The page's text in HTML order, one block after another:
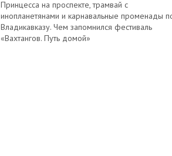
Принцесса на проспекте, трамвай с
инопланетянами и карнавальные променады
Владикавказу. Чем запомнился фестиваль
«Вахтангов. Путь домой»